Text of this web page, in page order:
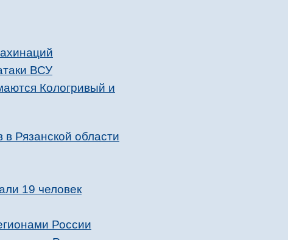
ВСУ
Кологривый и
в Рязанской области
19 человек
России